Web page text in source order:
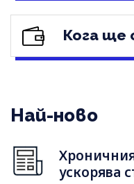
Кога ще
Най-ново
ускорява